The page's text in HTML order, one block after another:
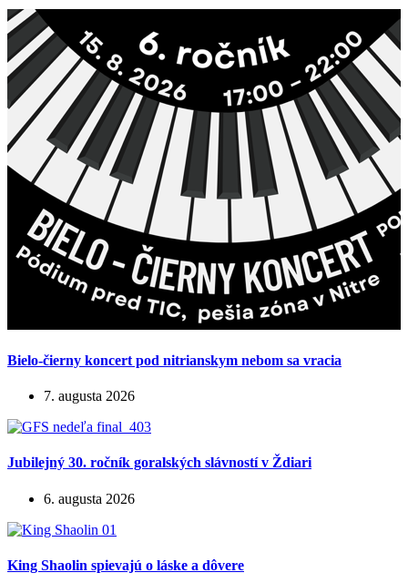
Bielo-čierny koncert pod nitrianskym nebom sa vracia
7. augusta 2026
Jubilejný 30. ročník goralských slávností v Ždiari
6. augusta 2026
King Shaolin spievajú o láske a dôvere